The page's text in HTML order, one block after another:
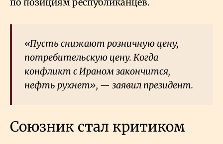
«Пусть снижают розничную цену,
потребительскую цену. Когда
конфликт с Ираном закончится,
нефть рухнет», — заявил президент.
Союзник стал критиком